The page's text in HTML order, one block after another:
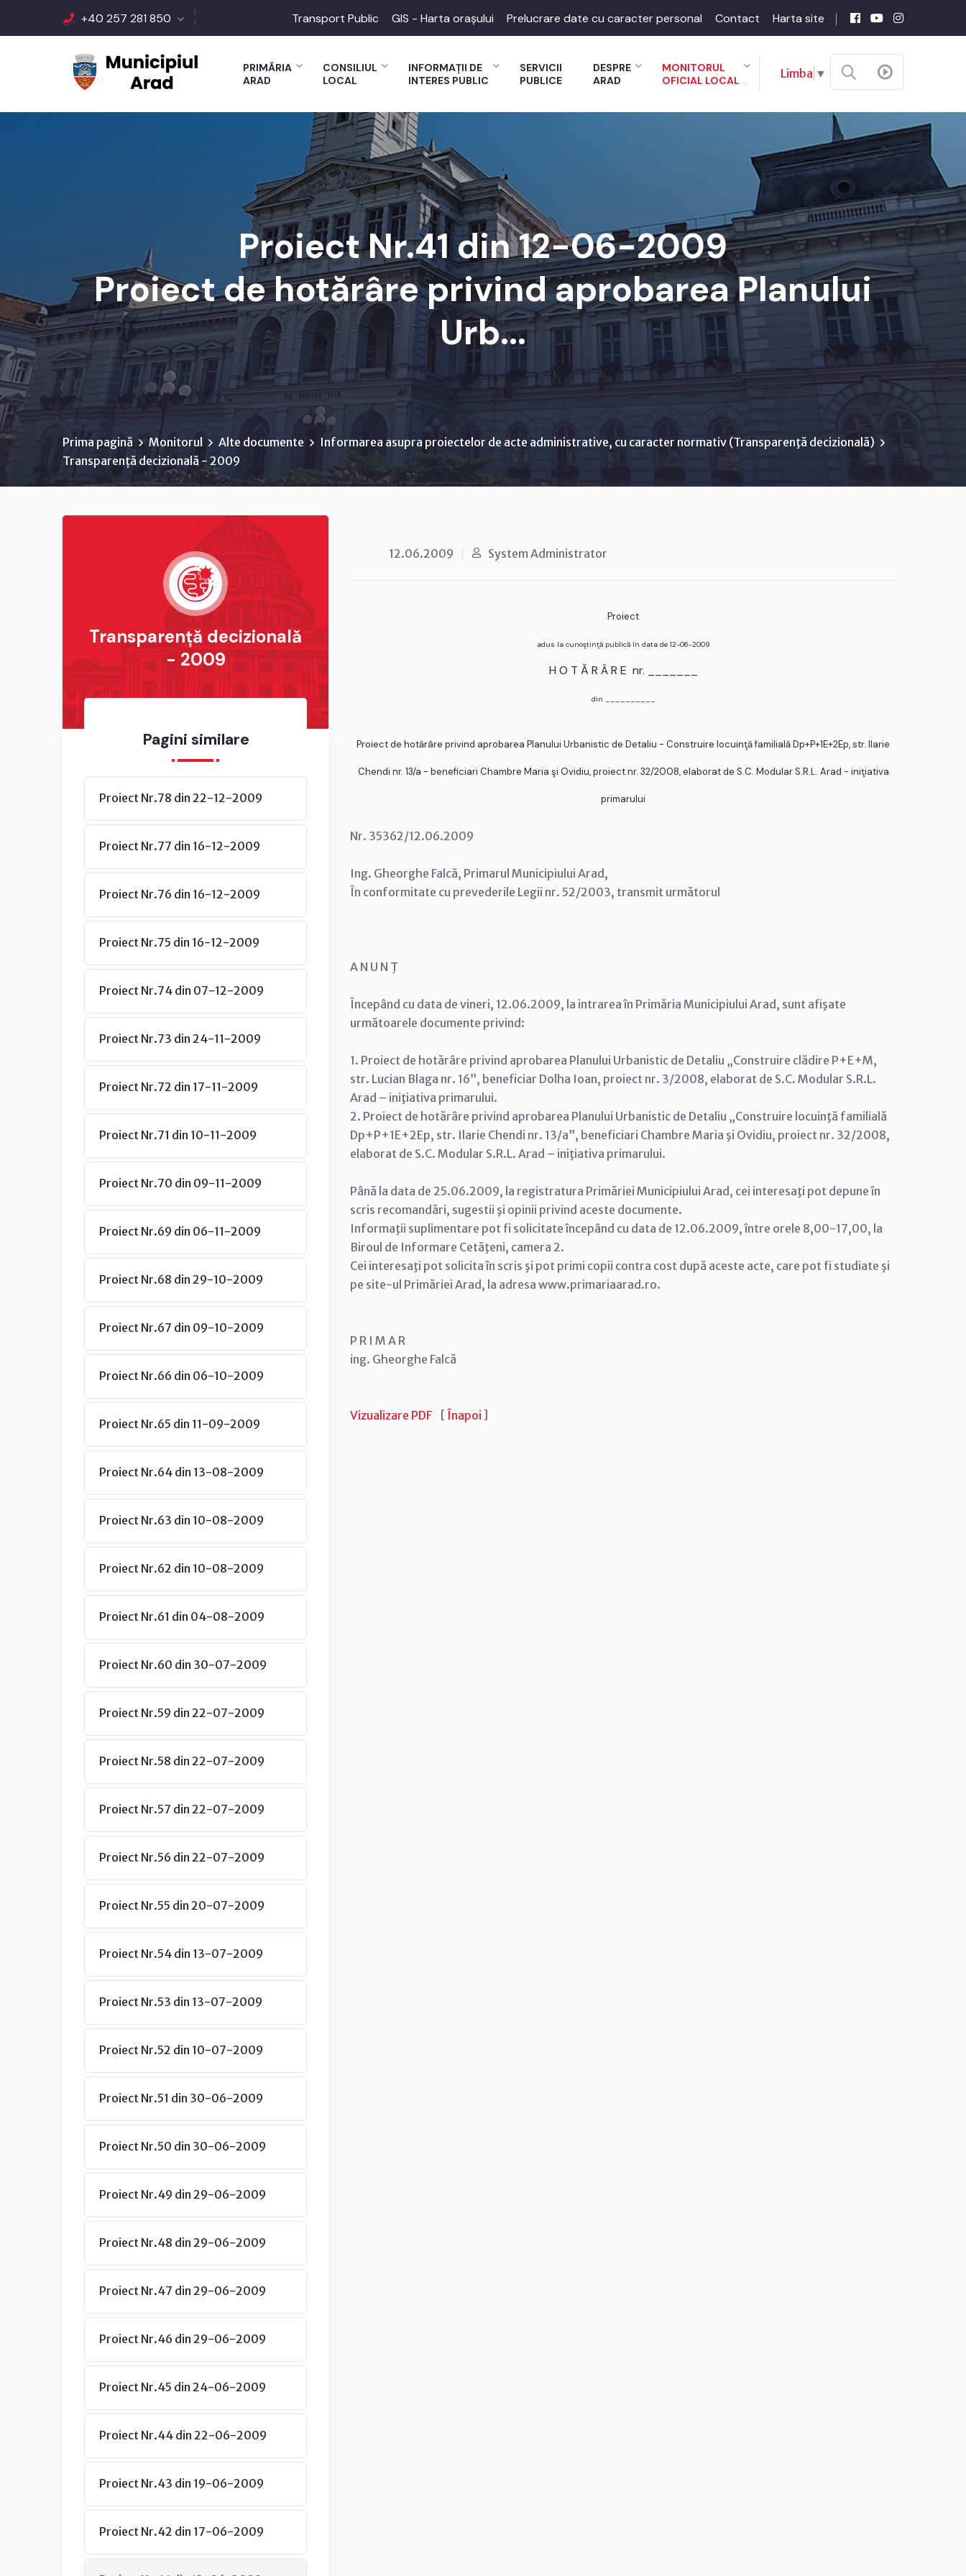
+40 257 281 850 Transport Public GIS - Harta orașului Prelucrare date cu caracter personal Contact Harta site
PRIMĂRIA
ARAD
CONSILIUL
LOCAL
INFORMAȚII DE
INTERES PUBLIC
SERVICII
PUBLICE
DESPRE
ARAD
MONITORUL
OFICIAL LOCAL
Limba ▼
Proiect Nr.41 din 12-06-2009
Proiect de hotărâre privind aprobarea Planului
Urb...
Prima pagină Monitorul Alte documente
Informarea asupra proiectelor de acte administrative, cu caracter normativ (Transparenţă decizională)
Transparență decizională - 2009
Transparență decizională
- 2009
Pagini similare
Proiect Nr.78 din 22-12-2009
Proiect Nr.77 din 16-12-2009
Proiect Nr.76 din 16-12-2009
Proiect Nr.75 din 16-12-2009
Proiect Nr.74 din 07-12-2009
Proiect Nr.73 din 24-11-2009
Proiect Nr.72 din 17-11-2009
Proiect Nr.71 din 10-11-2009
Proiect Nr.70 din 09-11-2009
Proiect Nr.69 din 06-11-2009
Proiect Nr.68 din 29-10-2009
Proiect Nr.67 din 09-10-2009
Proiect Nr.66 din 06-10-2009
Proiect Nr.65 din 11-09-2009
Proiect Nr.64 din 13-08-2009
Proiect Nr.63 din 10-08-2009
Proiect Nr.62 din 10-08-2009
Proiect Nr.61 din 04-08-2009
Proiect Nr.60 din 30-07-2009
Proiect Nr.59 din 22-07-2009
Proiect Nr.58 din 22-07-2009
Proiect Nr.57 din 22-07-2009
Proiect Nr.56 din 22-07-2009
Proiect Nr.55 din 20-07-2009
Proiect Nr.54 din 13-07-2009
Proiect Nr.53 din 13-07-2009
Proiect Nr.52 din 10-07-2009
Proiect Nr.51 din 30-06-2009
Proiect Nr.50 din 30-06-2009
Proiect Nr.49 din 29-06-2009
Proiect Nr.48 din 29-06-2009
Proiect Nr.47 din 29-06-2009
Proiect Nr.46 din 29-06-2009
Proiect Nr.45 din 24-06-2009
Proiect Nr.44 din 22-06-2009
Proiect Nr.43 din 19-06-2009
Proiect Nr.42 din 17-06-2009
12.06.2009 System Administrator
Proiect
adus la cunoştinţă publică în data de 12-06-2009
H O T Ă R Â R E nr. _______
din __________
Proiect de hotărâre privind aprobarea Planului Urbanistic de Detaliu - Construire locuinţă familială Dp+P+1E+2Ep, str. Ilarie
Chendi nr. 13/a - beneficiari Chambre Maria şi Ovidiu, proiect nr. 32/2008, elaborat de S.C. Modular S.R.L. Arad - iniţiativa
primarului
Nr. 35362/12.06.2009
Ing. Gheorghe Falcă, Primarul Municipiului Arad,
În conformitate cu prevederile Legii nr. 52/2003, transmit următorul
A N U N Ţ
Începând cu data de vineri, 12.06.2009, la intrarea în Primăria Municipiului Arad, sunt afişate
următoarele documente privind:
1. Proiect de hotărâre privind aprobarea Planului Urbanistic de Detaliu „Construire clădire P+E+M,
str. Lucian Blaga nr. 16”, beneficiar Dolha Ioan, proiect nr. 3/2008, elaborat de S.C. Modular S.R.L.
Arad – iniţiativa primarului.
2. Proiect de hotărâre privind aprobarea Planului Urbanistic de Detaliu „Construire locuinţă familială
Dp+P+1E+2Ep, str. Ilarie Chendi nr. 13/a”, beneficiari Chambre Maria şi Ovidiu, proiect nr. 32/2008,
elaborat de S.C. Modular S.R.L. Arad – iniţiativa primarului.
Până la data de 25.06.2009, la registratura Primăriei Municipiului Arad, cei interesaţi pot depune în
scris recomandări, sugestii şi opinii privind aceste documente.
Informaţii suplimentare pot fi solicitate începând cu data de 12.06.2009, între orele 8,00-17,00, la
Biroul de Informare Cetăţeni, camera 2.
Cei interesaţi pot solicita în scris şi pot primi copii contra cost după aceste acte, care pot fi studiate şi
pe site-ul Primăriei Arad, la adresa www.primariaarad.ro.
P R I M A R
ing. Gheorghe Falcă
Vizualizare PDF [ Înapoi ]